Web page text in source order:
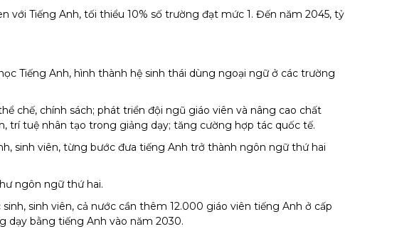
với Tiếng Anh, tối thiểu 10% số trường đạt mức 1. Đến năm 2045, tỷ
Tiếng Anh, hình thành hệ sinh thái dùng ngoại ngữ ở các trường
chế, chính sách; phát triển đội ngũ giáo viên và nâng cao chất
trí tuệ nhân tạo trong giảng dạy; tăng cường hợp tác quốc tế.
sinh viên, từng bước đưa tiếng Anh trở thành ngôn ngữ thứ hai
ngôn ngữ thứ hai.
sinh viên, cả nước cần thêm 12.000 giáo viên tiếng Anh ở cấp
dạy bằng tiếng Anh vào năm 2030.